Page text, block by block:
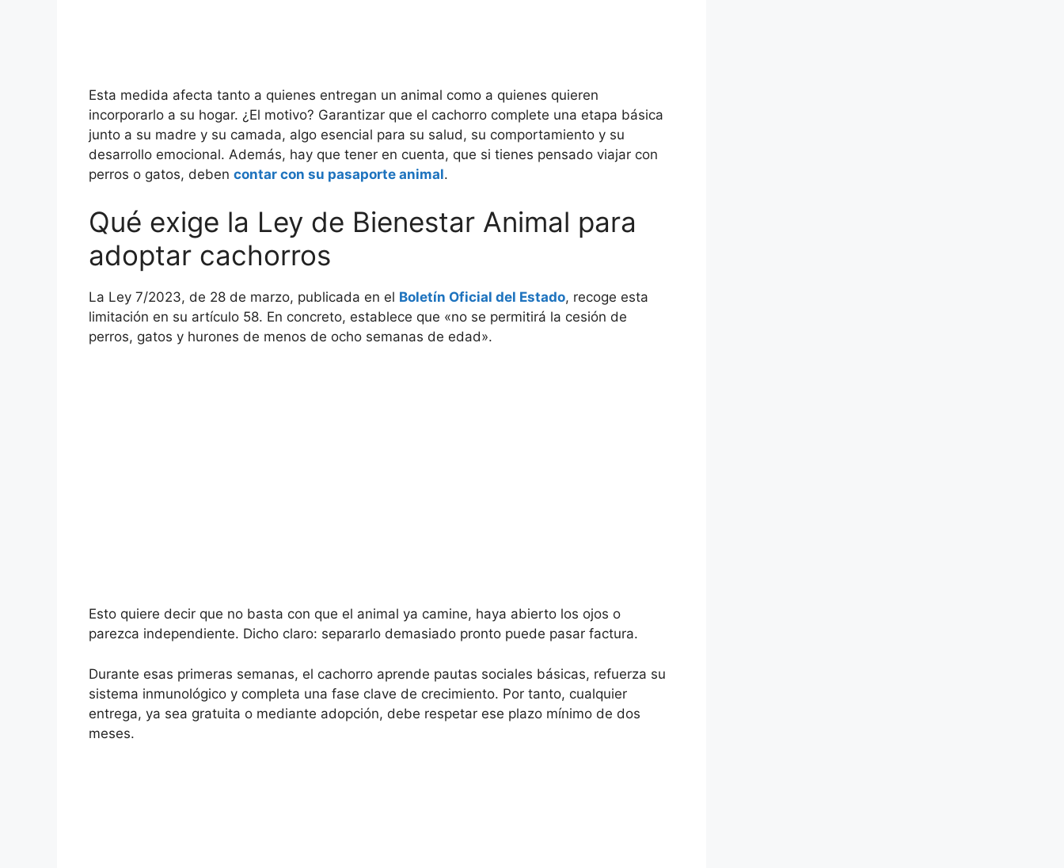
Esta medida afecta tanto a quienes entregan un animal como a quienes quieren
incorporarlo a su hogar. ¿El motivo? Garantizar que el cachorro complete una etapa básica
junto a su madre y su camada, algo esencial para su salud, su comportamiento y su
desarrollo emocional. Además, hay que tener en cuenta, que si tienes pensado viajar con
perros o gatos, deben contar con su pasaporte animal.
Qué exige la Ley de Bienestar Animal para
adoptar cachorros
La Ley 7/2023, de 28 de marzo, publicada en el Boletín Oficial del Estado, recoge esta
limitación en su artículo 58. En concreto, establece que «no se permitirá la cesión de
perros, gatos y hurones de menos de ocho semanas de edad».
Esto quiere decir que no basta con que el animal ya camine, haya abierto los ojos o
parezca independiente. Dicho claro: separarlo demasiado pronto puede pasar factura.
Durante esas primeras semanas, el cachorro aprende pautas sociales básicas, refuerza su
sistema inmunológico y completa una fase clave de crecimiento. Por tanto, cualquier
entrega, ya sea gratuita o mediante adopción, debe respetar ese plazo mínimo de dos
meses.